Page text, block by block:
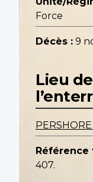
Force
Décès : 9
Lieu de
Référence
407.